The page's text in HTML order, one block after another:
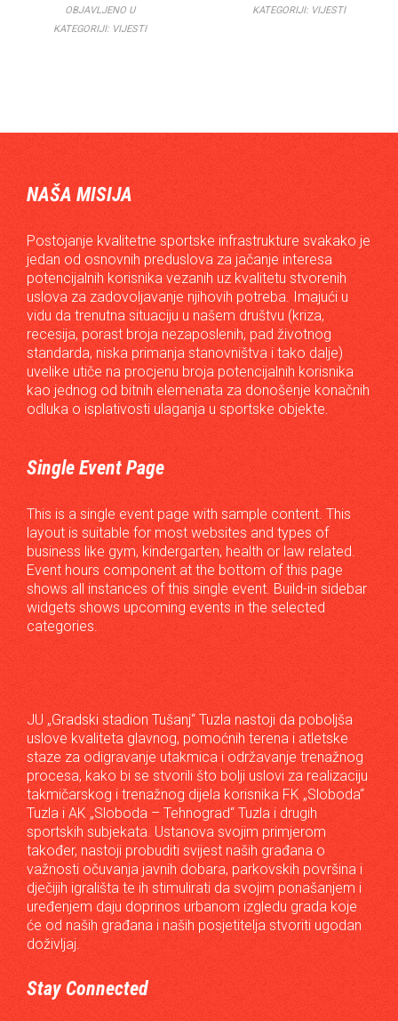
OBJAVLJENO U
KATEGORIJI: VIJESTI
KATEGORIJI: VIJESTI
NAŠA MISIJA
Postojanje kvalitetne sportske infrastrukture svakako je
jedan od osnovnih preduslova za jačanje interesa
potencijalnih korisnika vezanih uz kvalitetu stvorenih
uslova za zadovoljavanje njihovih potreba. Imajući u
vidu da trenutna situaciju u našem društvu (kriza,
recesija, porast broja nezaposlenih, pad životnog
standarda, niska primanja stanovništva i tako dalje)
uvelike utiče na procjenu broja potencijalnih korisnika
kao jednog od bitnih elemenata za donošenje konačnih
odluka o isplativosti ulaganja u sportske objekte.
Single Event Page
This is a single event page with sample content. This
layout is suitable for most websites and types of
business like gym, kindergarten, health or law related.
Event hours component at the bottom of this page
shows all instances of this single event. Build-in sidebar
widgets shows upcoming events in the selected
categories.
JU „Gradski stadion Tušanj“ Tuzla nastoji da poboljša
uslove kvaliteta glavnog, pomoćnih terena i atletske
staze za odigravanje utakmica i održavanje trenažnog
procesa, kako bi se stvorili što bolji uslovi za realizaciju
takmičarskog i trenažnog dijela korisnika FK „Sloboda“
Tuzla i AK „Sloboda – Tehnograd“ Tuzla i drugih
sportskih subjekata. Ustanova svojim primjerom
također, nastoji probuditi svijest naših građana o
važnosti očuvanja javnih dobara, parkovskih površina i
dječijih igrališta te ih stimulirati da svojim ponašanjem i
uređenjem daju doprinos urbanom izgledu grada koje
će od naših građana i naših posjetitelja stvoriti ugodan
doživljaj.
Stay Connected